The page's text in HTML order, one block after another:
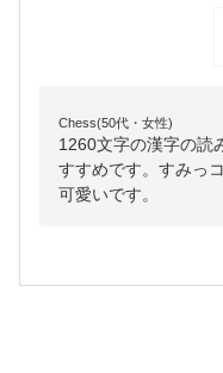
Chess(50代・女性)
1260文字の漢字の読
すすめです。すみっ
可愛いです。